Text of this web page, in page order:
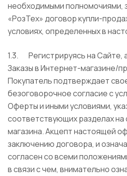
необходимыми полномочиями,
«РозТех» договор купли-
условиях, определенных в
1.3. Регистрируясь на Сайте,
Заказы в Интернет-магазине/
Покупатель подтверждает
безоговорочное согласие с
Оферты и иными условиями,
соответствующих разделах на
магазина. Акцепт настоящей
заключению договора, и
согласен со всеми
в связи с чем, внимательно